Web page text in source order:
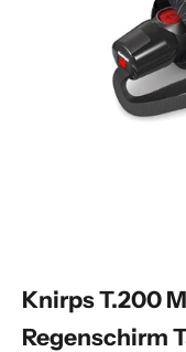
Knirps T.200
Regenschirm